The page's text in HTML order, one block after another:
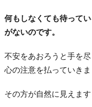
何もしなくても待って
がないのです。
不安をあおろうと手を
心の注意を払っていきま
その方が自然に見えま